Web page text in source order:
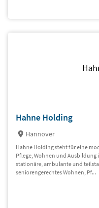
Hahne Holding
Hannover
Hahne Holding steht für eine
Pflege, Wohnen und Ausbildung
stationäre, ambulante und
seniorengerechtes Wohnen, Pf...